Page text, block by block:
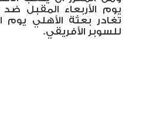
يوم الأربعاء المقبل
تغادر بعثة الأهلي يوم
للسوبر الأفريقي.